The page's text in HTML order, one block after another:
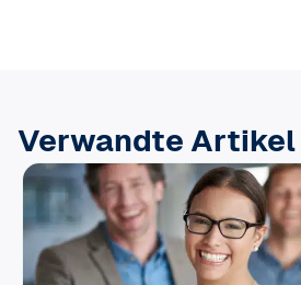
Verwandte Artikel